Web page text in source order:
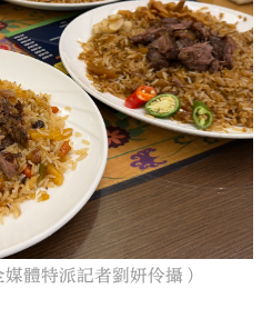
體特派記者劉妍伶攝）